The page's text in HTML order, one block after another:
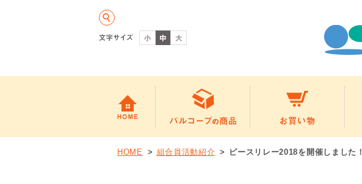
HOME 組合員活動紹介 ピースリレー2018を開催しました！